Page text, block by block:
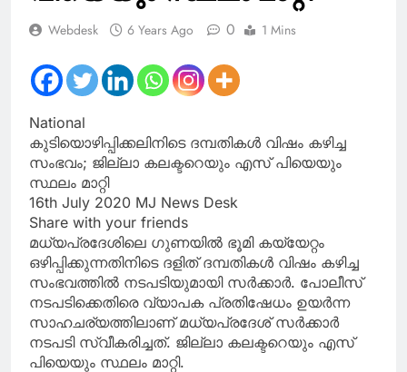
Webdesk 6 Years Ago 0 1 Mins
National
കുടിയൊഴിപ്പിക്കലിനിടെ ദമ്പതികള്‍ വിഷം കഴിച്ച
സംഭവം; ജില്ലാ കലക്ടറെയും എസ് പിയെയും
സ്ഥലം മാറ്റി
16th July 2020 MJ News Desk
Share with your friends
മധ്യപ്രദേശിലെ ഗുണയില്‍ ഭൂമി കയ്യേറ്റം
ഒഴിപ്പിക്കുന്നതിനിടെ ദളിത് ദമ്പതികള്‍ വിഷം കഴിച്ച
സംഭവത്തില്‍ നടപടിയുമായി സര്‍ക്കാര്‍. പോലീസ്
നടപടിക്കെതിരെ വ്യാപക പ്രതിഷേധം ഉയര്‍ന്ന
സാഹചര്യത്തിലാണ് മധ്യപ്രദേശ് സര്‍ക്കാര്‍
നടപടി സ്വീകരിച്ചത്. ജില്ലാ കലക്ടറെയും എസ്
പിയെയും സ്ഥലം മാറ്റി.